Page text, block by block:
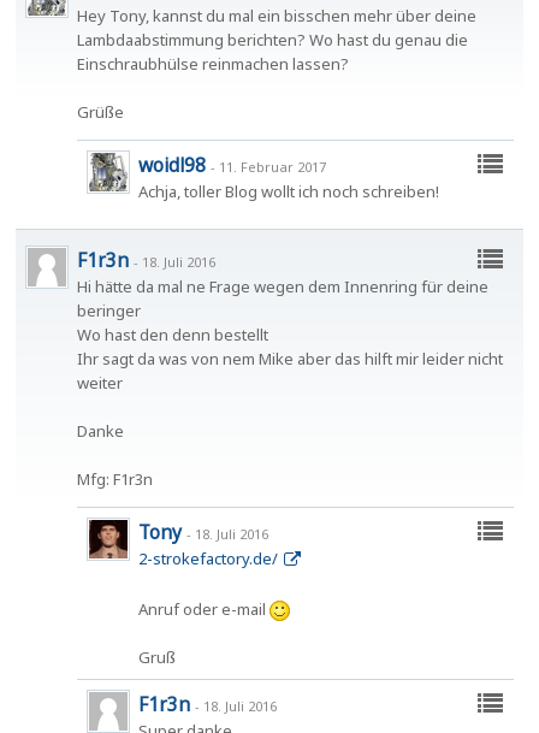
Hey Tony, kannst du mal ein bisschen mehr über deine
Lambdaabstimmung berichten? Wo hast du genau die
Einschraubhülse reinmachen lassen?
Grüße
woidl98 - 11. Februar 2017
Achja, toller Blog wollt ich noch schreiben!
F1r3n - 18. Juli 2016
Hi hätte da mal ne Frage wegen dem Innenring für deine
beringer
Wo hast den denn bestellt
Ihr sagt da was von nem Mike aber das hilft mir leider nicht
weiter
Danke
Mfg: F1r3n
Tony - 18. Juli 2016
2-strokefactory.de/
Anruf oder e-mail
Gruß
F1r3n - 18. Juli 2016